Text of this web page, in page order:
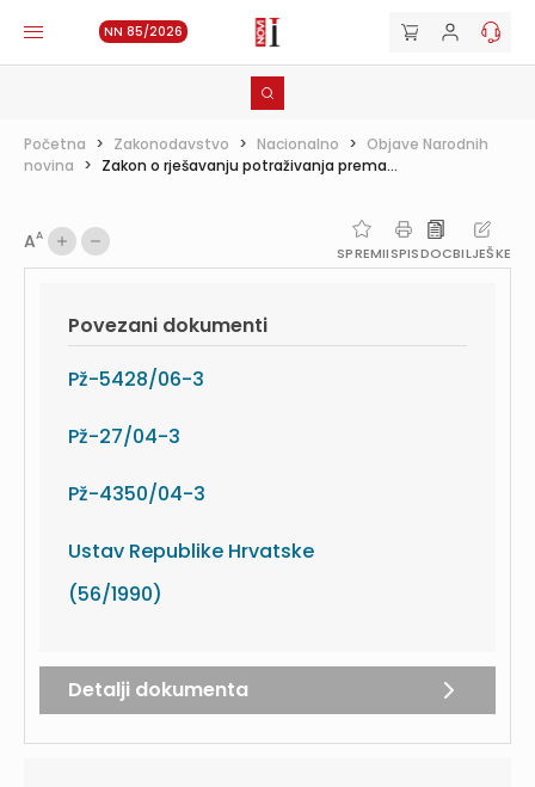
NN 85/2026
Početna > Zakonodavstvo > Nacionalno > Objave Narodnih
novina > Zakon o rješavanju potraživanja prema...
AA
SPREMIISPISDOCBILJEŠKE
Povezani dokumenti
Pž-5428/06-3
Pž-27/04-3
Pž-4350/04-3
Ustav Republike Hrvatske
(56/1990)
Detalji dokumenta